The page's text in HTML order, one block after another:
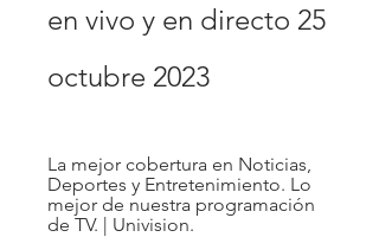
en vivo y en directo 25
octubre 2023
La mejor cobertura en Noticias,
Deportes y Entretenimiento. Lo
mejor de nuestra programación
de TV. | Univision.